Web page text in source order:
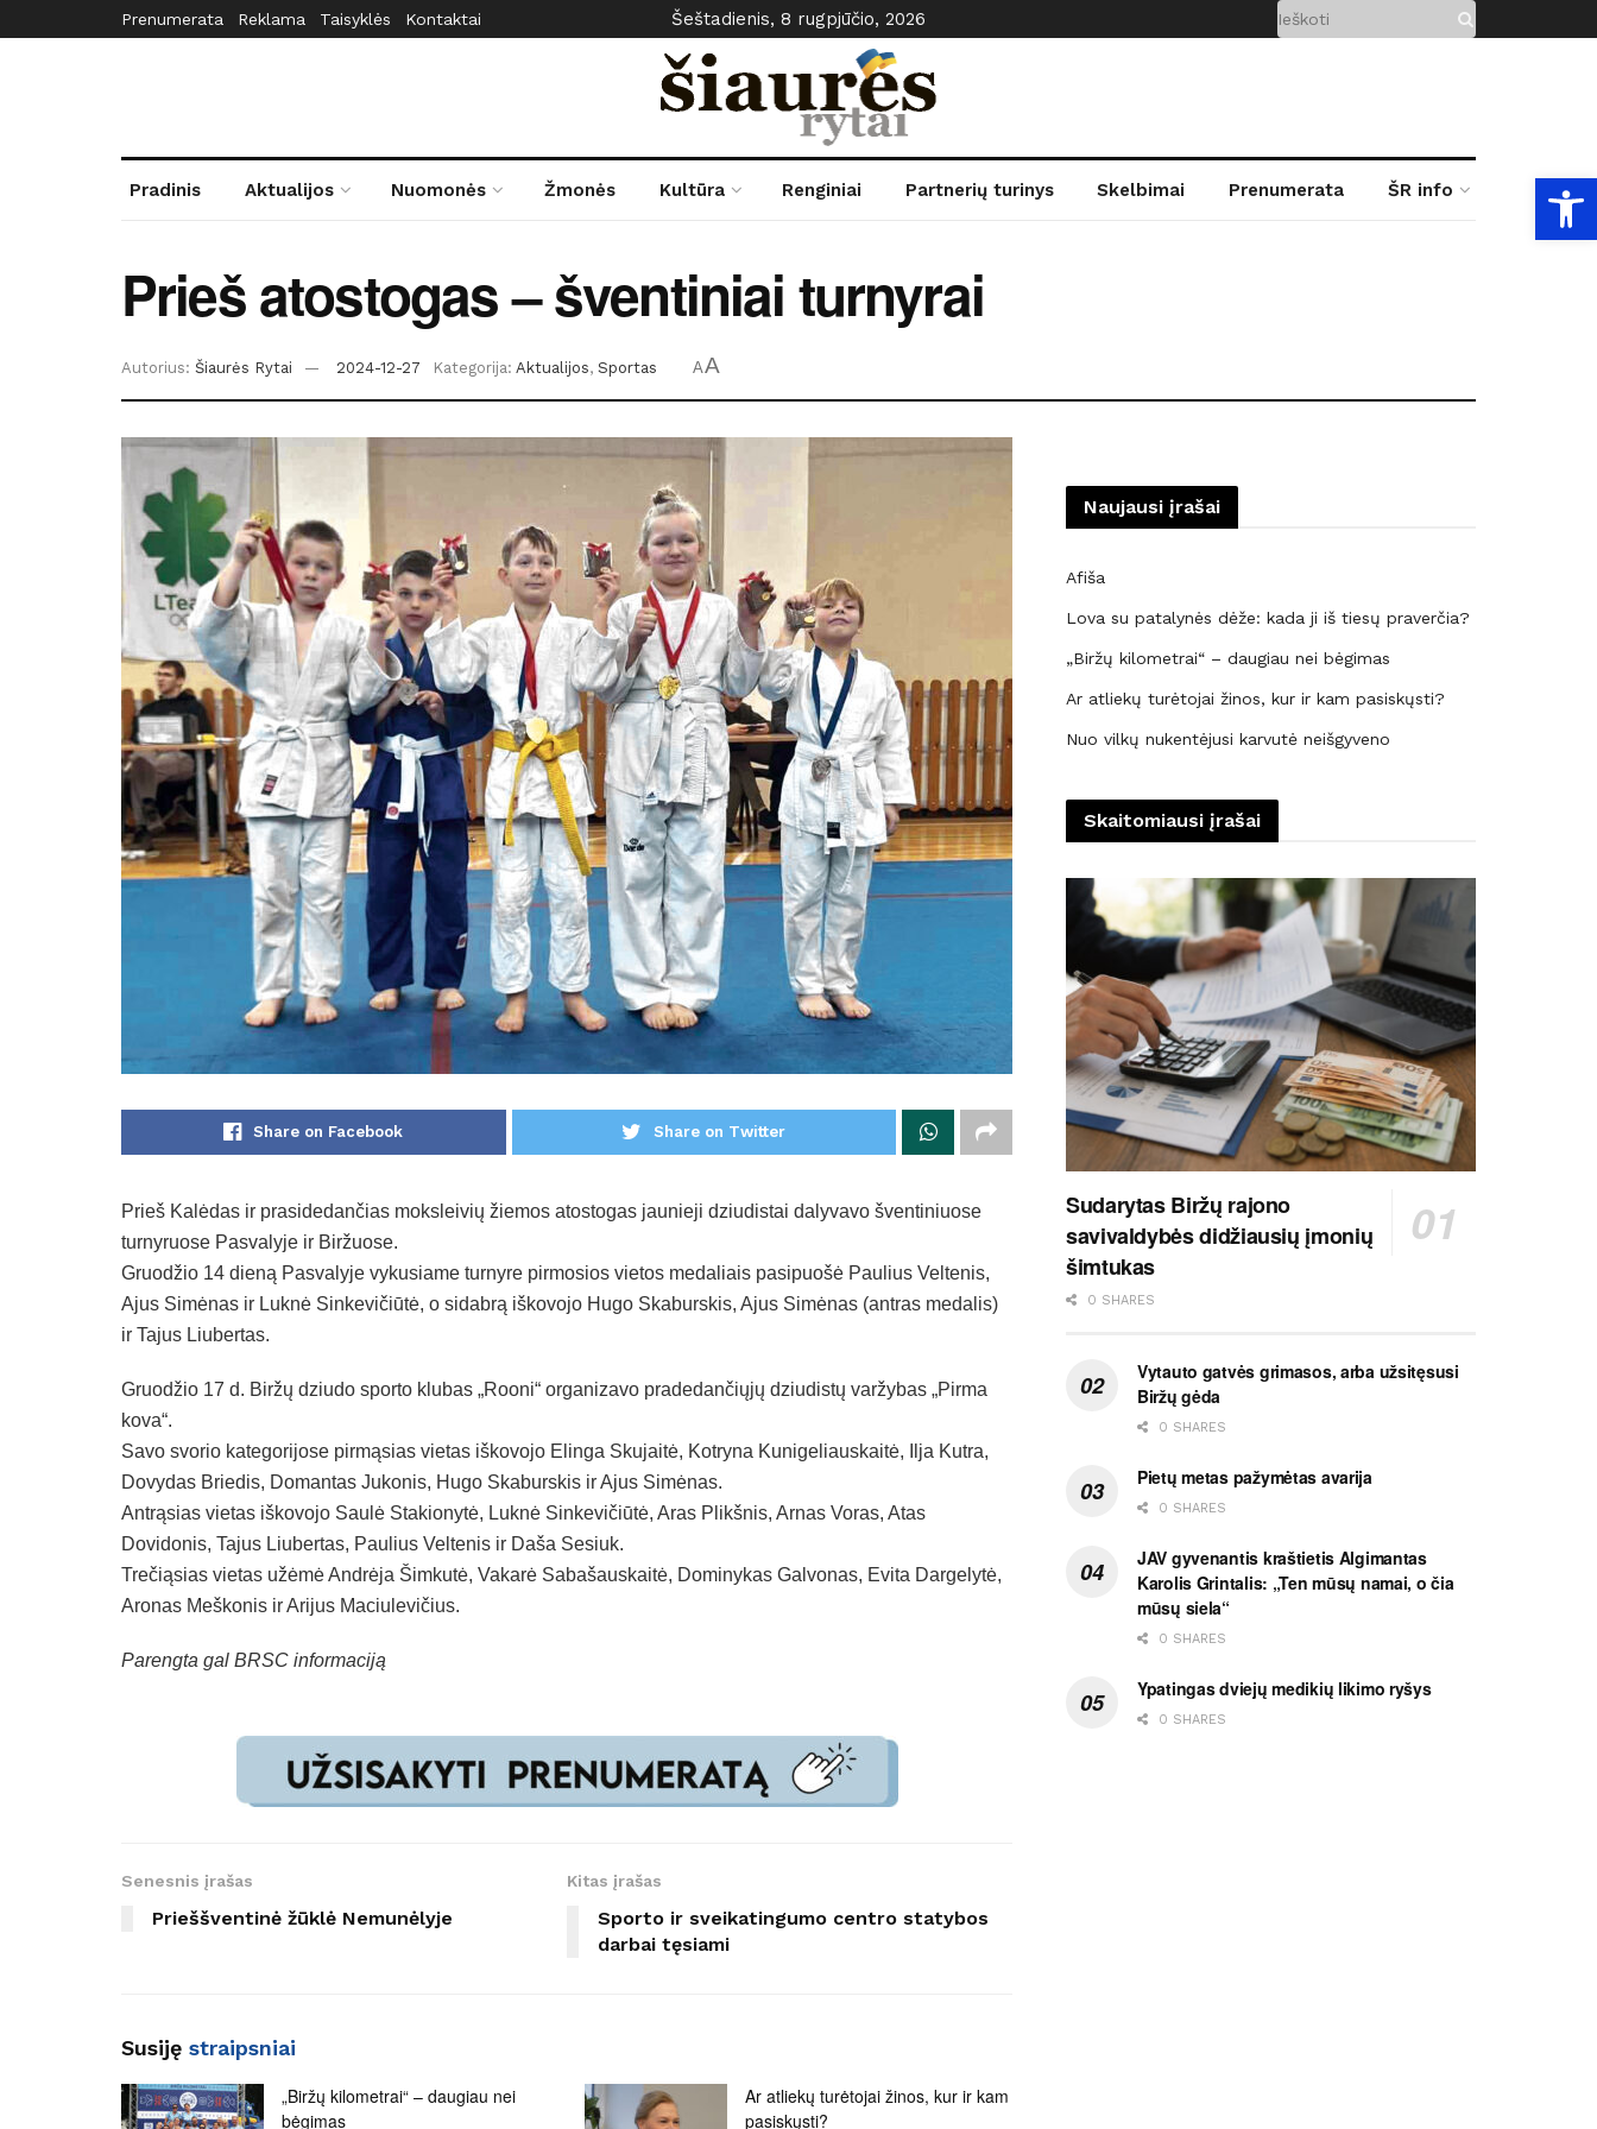
Prenumerata Reklama Taisyklės Kontaktai Šeštadienis, 8 rugpjūčio, 2026
Pradinis Aktualijos Nuomonės Žmonės Kultūra Renginiai Partnerių turinys Skelbimai Prenumerata ŠR info
Prieš atostogas – šventiniai turnyrai
Autorius: Šiaurės Rytai 2024-12-27 Kategorija: Aktualijos, Sportas AA
Share on Facebook Share on Twitter
Prieš Kalėdas ir prasidedančias moksleivių žiemos atostogas jaunieji dziudistai dalyvavo šventiniuose
turnyruose Pasvalyje ir Biržuose.
Gruodžio 14 dieną Pasvalyje vykusiame turnyre pirmosios vietos medaliais pasipuošė Paulius Veltenis,
Ajus Simėnas ir Luknė Sinkevičiūtė, o sidabrą iškovojo Hugo Skaburskis, Ajus Simėnas (antras medalis)
ir Tajus Liubertas.
Gruodžio 17 d. Biržų dziudo sporto klubas „Rooni“ organizavo pradedančiųjų dziudistų varžybas „Pirma
kova“.
Savo svorio kategorijose pirmąsias vietas iškovojo Elinga Skujaitė, Kotryna Kunigeliauskaitė, Ilja Kutra,
Dovydas Briedis, Domantas Jukonis, Hugo Skaburskis ir Ajus Simėnas.
Antrąsias vietas iškovojo Saulė Stakionytė, Luknė Sinkevičiūtė, Aras Plikšnis, Arnas Voras, Atas
Dovidonis, Tajus Liubertas, Paulius Veltenis ir Daša Sesiuk.
Trečiąsias vietas užėmė Andrėja Šimkutė, Vakarė Sabašauskaitė, Dominykas Galvonas, Evita Dargelytė,
Aronas Meškonis ir Arijus Maciulevičius.
Parengta gal BRSC informaciją
Senesnis įrašas
Prieššventinė žūklė Nemunėlyje
Kitas įrašas
Sporto ir sveikatingumo centro statybos
darbai tęsiami
Susiję straipsniai
„Biržų kilometrai“ – daugiau nei
bėgimas
Ar atliekų turėtojai žinos, kur ir kam
pasiskųsti?
Naujausi įrašai
Afiša
Lova su patalynės dėže: kada ji iš tiesų praverčia?
„Biržų kilometrai“ – daugiau nei bėgimas
Ar atliekų turėtojai žinos, kur ir kam pasiskųsti?
Nuo vilkų nukentėjusi karvutė neišgyveno
Skaitomiausi įrašai
Sudarytas Biržų rajono
savivaldybės didžiausių įmonių
šimtukas
0 SHARES
Vytauto gatvės grimasos, arba užsitęsusi
Biržų gėda
0 SHARES
Pietų metas pažymėtas avarija
0 SHARES
JAV gyvenantis kraštietis Algimantas
Karolis Grintalis: „Ten mūsų namai, o čia
mūsų siela“
0 SHARES
Ypatingas dviejų medikių likimo ryšys
0 SHARES